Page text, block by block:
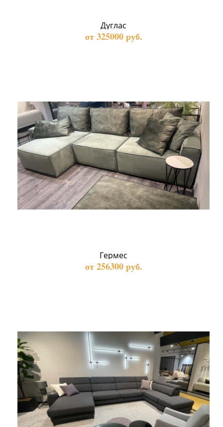
Дуглас
от 325000 руб.
Гермес
от 256300 руб.